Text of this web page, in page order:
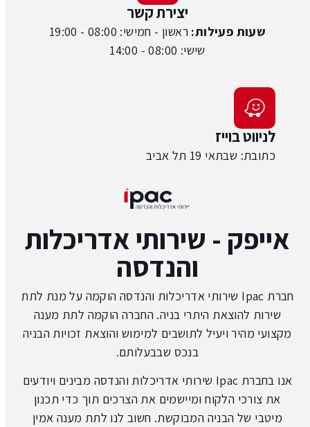
יצירת קשר
שעות פעילות: ראשון - חמישי: 08:00 - 19:00
שישי: 08:00 - 14:00
לניווט בוייז
כתובת: שבתאי 19 תל אביב
אייפק - שירותי אדריכלות
והנדסה
חברת Ipac שירותי אדריכלות והנדסה הוקמה על מנת לתת
שירות להוצאת היתרי בניה. החברה הוקמה לתת מענה
מקצועי מהיר ויעיל לתושבים למימוש והוצאת זכויות הבניה
בנכס שבבעלותם.
אנו בחברת Ipac שירותי אדריכלות והנדסה מבינים ויודעים
את צורכי הלקוח ומיישמים את הצרכים תוך כדי תכנון
מיטבי של הבניה המבוקשת. חשוב לנו לתת מענה אמין